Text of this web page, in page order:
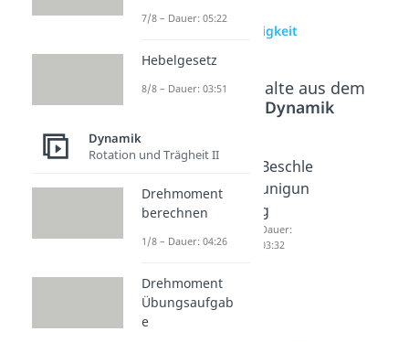
zur Videoseite:
Schallgeschwindigkeit
Beliebte Inhalte aus dem
Dynamik
Zeit-
Diagra
mm
Dauer:
indigkei
t-Zeit-
03:47
Beschle
unigun
g
Dauer:
03:32
7/8 – Dauer: 05:22
Hebelgesetz
8/8 – Dauer: 03:51
Dynamik
Rotation und Trägheit II
Drehmoment
berechnen
1/8 – Dauer: 04:26
Drehmoment
Übungsaufgab
e